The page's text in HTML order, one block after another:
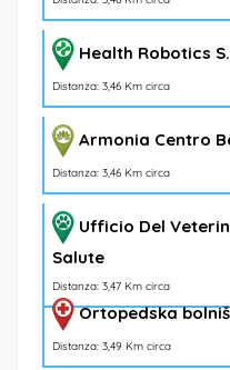
Health Robotics
Distanza: 3,46 Km circa
Armonia Centro
Distanza: 3,46 Km circa
Ufficio Del
Salute
Distanza: 3,47 Km circa
Ortopedska
Distanza: 3,49 Km circa